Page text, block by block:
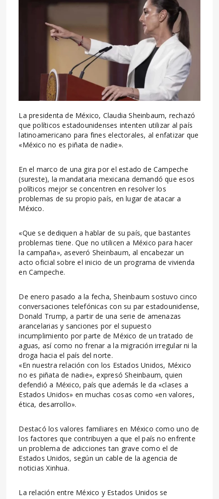
La presidenta de México, Claudia Sheinbaum, rechazó
que políticos estadounidenses intenten utilizar al país
latinoamericano para fines electorales, al enfatizar que
«México no es piñata de nadie».
En el marco de una gira por el estado de Campeche
(sureste), la mandataria mexicana demandó que esos
políticos mejor se concentren en resolver los
problemas de su propio país, en lugar de atacar a
México.
«Que se dediquen a hablar de su país, que bastantes
problemas tiene. Que no utilicen a México para hacer
la campaña», aseveró Sheinbaum, al encabezar un
acto oficial sobre el inicio de un programa de vivienda
en Campeche.
De enero pasado a la fecha, Sheinbaum sostuvo cinco
conversaciones telefónicas con su par estadounidense,
Donald Trump, a partir de una serie de amenazas
arancelarias y sanciones por el supuesto
incumplimiento por parte de México de un tratado de
aguas, así como no frenar a la migración irregular ni la
droga hacia el país del norte.
«En nuestra relación con los Estados Unidos, México
no es piñata de nadie», expresó Sheinbaum, quien
defendió a México, país que además le da «clases a
Estados Unidos» en muchas cosas como «en valores,
ética, desarrollo».
Destacó los valores familiares en México como uno de
los factores que contribuyen a que el país no enfrente
un problema de adicciones tan grave como el de
Estados Unidos, según un cable de la agencia de
noticias Xinhua.
La relación entre México y Estados Unidos se